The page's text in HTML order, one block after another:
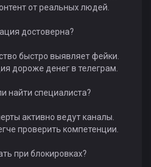
от реальных людей.
достоверна?
быстро выявляет фейки.
дороже денег в телеграм.
найти специалиста?
активно ведут каналы.
проверить компетенции.
при блокировках?